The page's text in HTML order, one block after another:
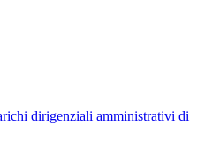
dirigenziali amministrativi di